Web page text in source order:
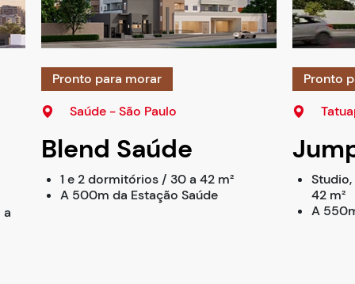
a
Pronto para morar
Saúde - São Paulo
Blend Saúde
1 e 2 dormitórios / 30 a 42 m²
A 500m da Estação Saúde
Pronto
42 m²
A